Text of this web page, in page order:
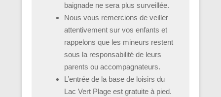
baignade ne sera plus surveillée.
Nous vous remercions de veiller
attentivement sur vos enfants et
rappelons que les mineurs restent
sous la responsabilité de leurs
parents ou accompagnateurs.
L’entrée de la base de loisirs du
Lac Vert Plage est gratuite à pied.